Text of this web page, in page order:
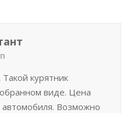
курятник
виде. Цена
автомобиля. Возможно